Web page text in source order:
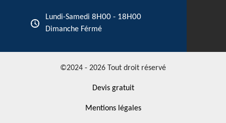
Lundi-Samedi 8H00 - 18H00
Dimanche Férmé
©2024 - 2026 Tout droit réservé
Devis gratuit
Mentions légales